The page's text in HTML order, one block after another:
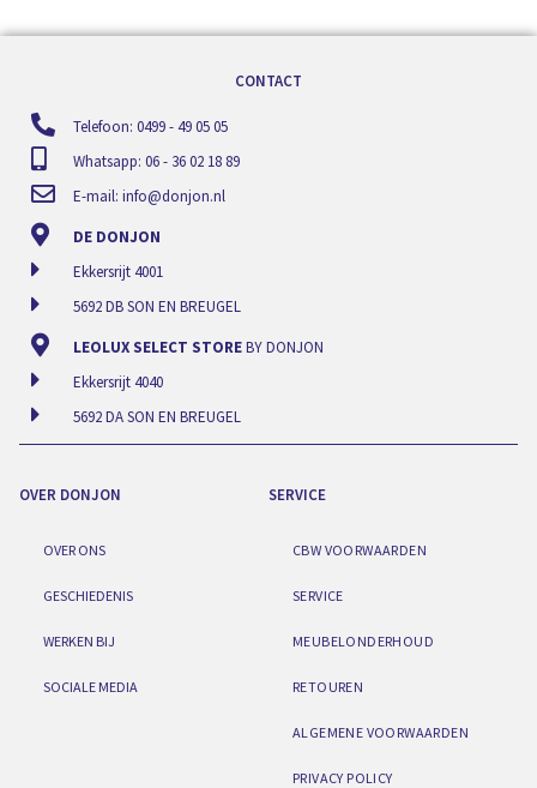
CONTACT
Telefoon: 0499 - 49 05 05
Whatsapp: 06 - 36 02 18 89
E-mail: info@donjon.nl
DE DONJON
Ekkersrijt 4001
5692 DB SON EN BREUGEL
LEOLUX SELECT STOREBY DONJON
Ekkersrijt 4040
5692 DA SON EN BREUGEL
OVER DONJON
OVER ONS
GESCHIEDENIS
WERKEN BIJ
SOCIALE MEDIA
SERVICE
CBW VOORWAARDEN
SERVICE
MEUBELONDERHOUD
RETOUREN
ALGEMENE VOORWAARDEN
PRIVACY POLICY